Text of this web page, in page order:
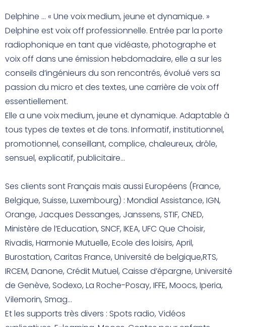
le
volume.
Delphine … « Une voix medium, jeune et dynamique. »
Delphine est voix off professionnelle. Entrée par la porte
radiophonique en tant que vidéaste, photographe et
voix off dans une émission hebdomadaire, elle a sur les
conseils d’ingénieurs du son rencontrés, évolué vers sa
passion du micro et des textes, une carrière de voix off
essentiellement.
Elle a une voix medium, jeune et dynamique. Adaptable à
tous types de textes et de tons. Informatif, institutionnel,
promotionnel, conseillant, complice, chaleureux, drôle,
sensuel, explicatif, publicitaire…
Ses clients sont Français mais aussi Européens (France,
Belgique, Suisse, Luxembourg) : Mondial Assistance, IGN,
Orange, Jacques Dessanges, Janssens, STIF, CNED,
Ministère de l’Education, SNCF, IKEA, UFC Que Choisir,
Rivadis, Harmonie Mutuelle, Ecole des loisirs, April,
Burostation, Caritas France, Université de belgique,RTS,
IRCEM, Danone, Crédit Mutuel, Caisse d’épargne, Université
de Genève, Sodexo, La Roche-Posay, IFFE, Moocs, Iperia,
Vilemorin, Smag…
Et les supports très divers : Spots radio, Vidéos